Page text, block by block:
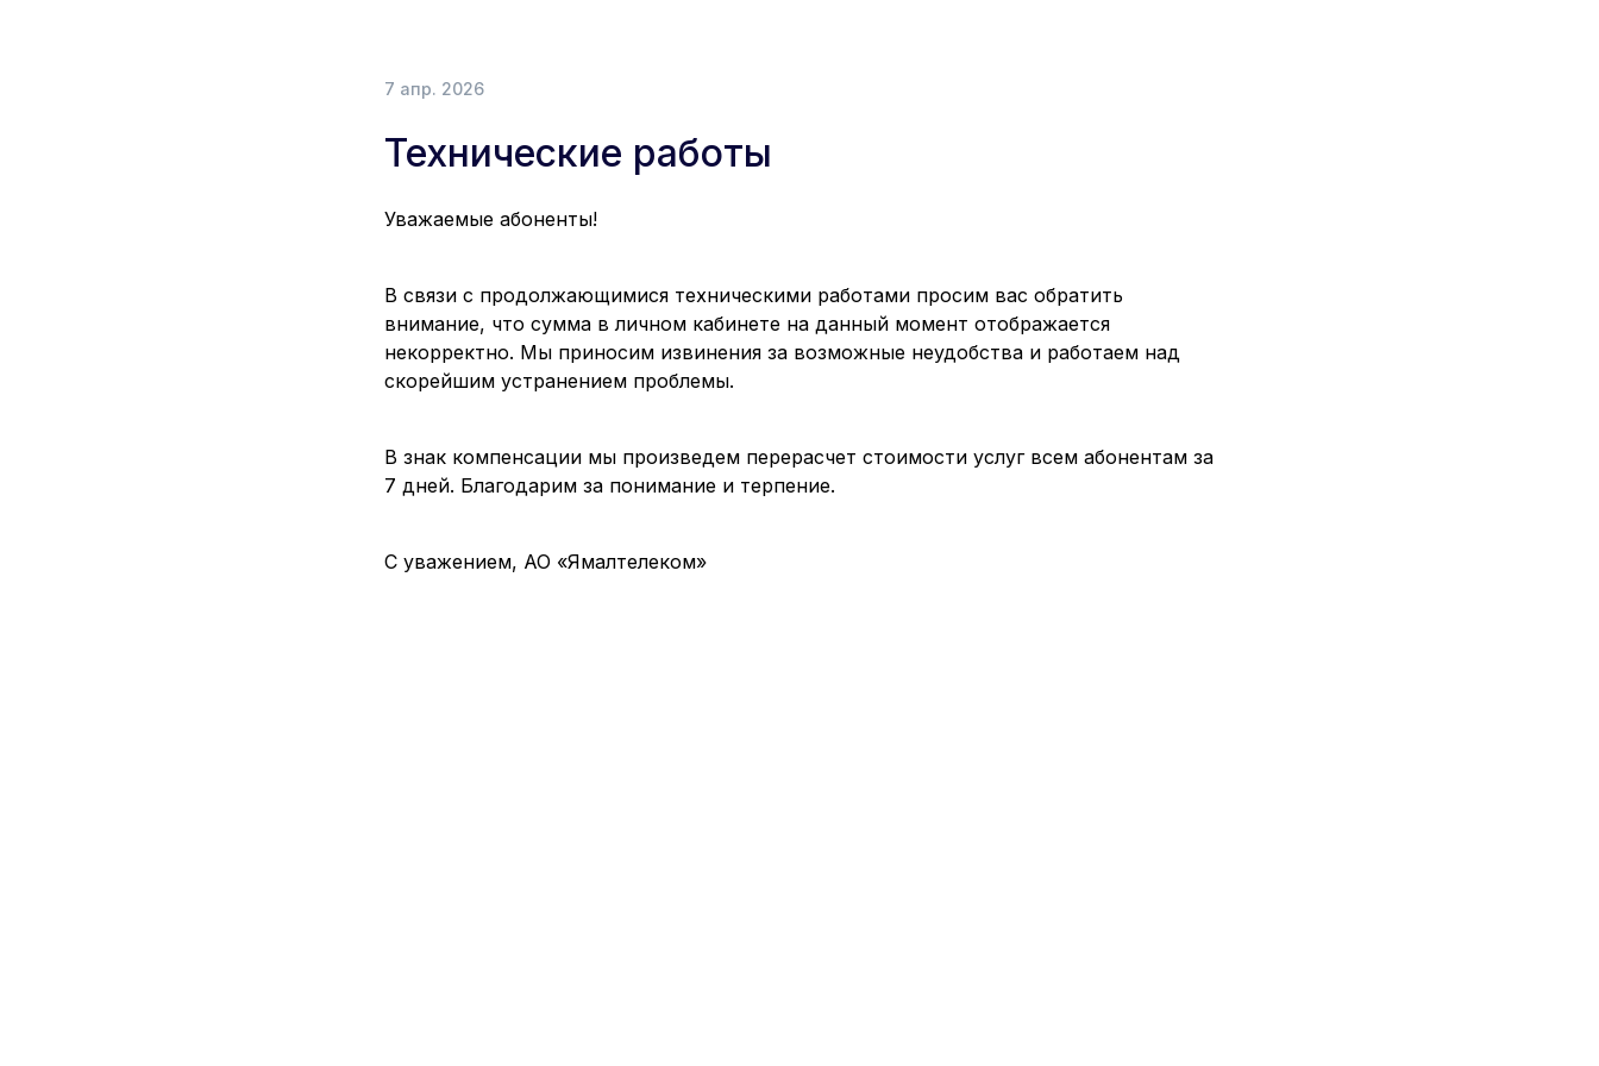
7 апр. 2026
Технические работы
Уважаемые абоненты!
В связи с продолжающимися техническими работами просим вас обратить
внимание, что сумма в личном кабинете на данный момент отображается
некорректно. Мы приносим извинения за возможные неудобства и работаем над
скорейшим устранением проблемы.
В знак компенсации мы произведем перерасчет стоимости услуг всем абонентам за
7 дней. Благодарим за понимание и терпение.
С уважением, АО «Ямалтелеком»